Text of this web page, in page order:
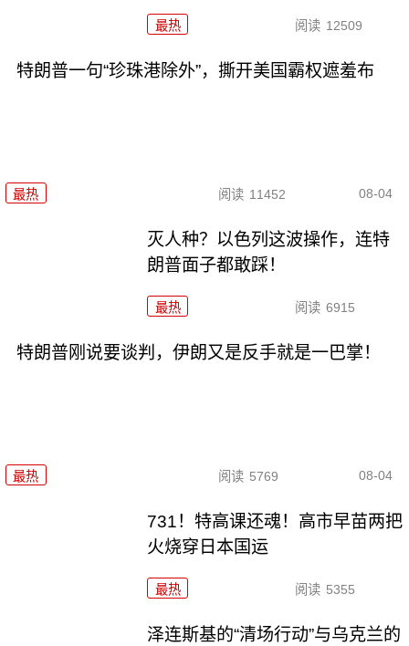
最热 阅读 12509
特朗普一句“珍珠港除外”，撕开美国霸权遮羞布
最热 阅读 11452 08-04
灭人种？以色列这波操作，连特
朗普面子都敢踩！
最热 阅读 6915
特朗普刚说要谈判，伊朗又是反手就是一巴掌！
最热 阅读 5769 08-04
731！特高课还魂！高市早苗两把
火烧穿日本国运
最热 阅读 5355
泽连斯基的“清场行动”与乌克兰的